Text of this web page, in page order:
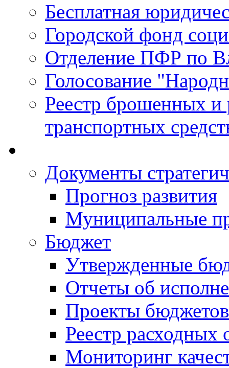
Бесплатная
Городской фонд
Отделение ПФР по
Голосование
Реестр брошенных и
транспортных
Документы
Прогноз развития
Муниципальные
Бюджет
Утвержденные
Отчеты об
Проекты бюджетов
Реестр расходных
Мониторинг